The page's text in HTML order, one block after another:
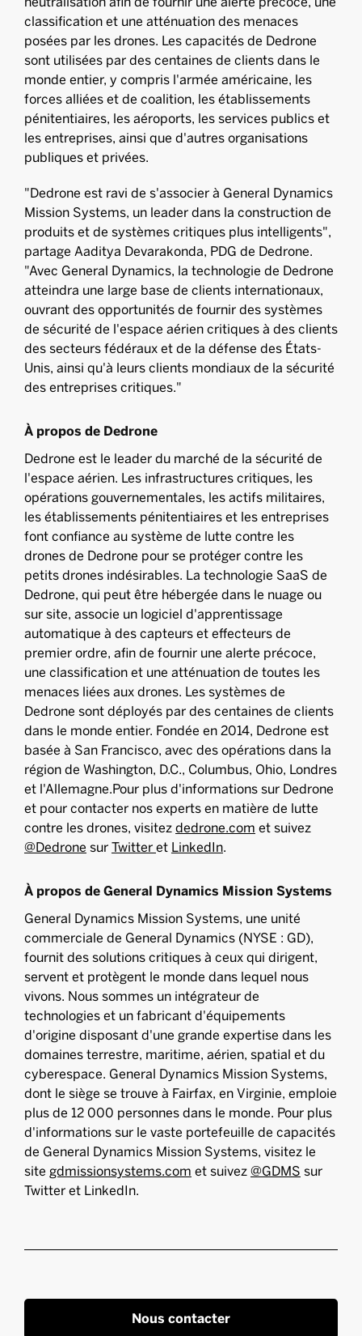
classification et une atténuation des menaces
posées par les drones. Les capacités de Dedrone
sont utilisées par des centaines de clients dans le
monde entier, y compris l'armée américaine, les
forces alliées et de coalition, les établissements
pénitentiaires, les aéroports, les services publics et
les entreprises, ainsi que d'autres organisations
publiques et privées.
"Dedrone est ravi de s'associer à General Dynamics
Mission Systems, un leader dans la construction de
produits et de systèmes critiques plus intelligents",
partage Aaditya Devarakonda, PDG de Dedrone.
"Avec General Dynamics, la technologie de Dedrone
atteindra une large base de clients internationaux,
ouvrant des opportunités de fournir des systèmes
de sécurité de l'espace aérien critiques à des clients
des secteurs fédéraux et de la défense des États-
Unis, ainsi qu'à leurs clients mondiaux de la sécurité
des entreprises critiques."
À propos de Dedrone
Dedrone est le leader du marché de la sécurité de
l'espace aérien. Les infrastructures critiques, les
opérations gouvernementales, les actifs militaires,
les établissements pénitentiaires et les entreprises
font confiance au système de lutte contre les
drones de Dedrone pour se protéger contre les
petits drones indésirables. La technologie SaaS de
Dedrone, qui peut être hébergée dans le nuage ou
sur site, associe un logiciel d'apprentissage
automatique à des capteurs et effecteurs de
premier ordre, afin de fournir une alerte précoce,
une classification et une atténuation de toutes les
menaces liées aux drones. Les systèmes de
Dedrone sont déployés par des centaines de clients
dans le monde entier. Fondée en 2014, Dedrone est
basée à San Francisco, avec des opérations dans la
région de Washington, D.C., Columbus, Ohio, Londres
et l'Allemagne.Pour plus d'informations sur Dedrone
et pour contacter nos experts en matière de lutte
contre les drones, visitez dedrone.com et suivez
@Dedrone sur Twitter et LinkedIn.
À propos de General Dynamics Mission Systems
General Dynamics Mission Systems, une unité
commerciale de General Dynamics (NYSE : GD),
fournit des solutions critiques à ceux qui dirigent,
servent et protègent le monde dans lequel nous
vivons. Nous sommes un intégrateur de
technologies et un fabricant d'équipements
d'origine disposant d'une grande expertise dans les
domaines terrestre, maritime, aérien, spatial et du
cyberespace. General Dynamics Mission Systems,
dont le siège se trouve à Fairfax, en Virginie, emploie
plus de 12 000 personnes dans le monde. Pour plus
d'informations sur le vaste portefeuille de capacités
de General Dynamics Mission Systems, visitez le
site gdmissionsystems.com et suivez @GDMS sur
Twitter et LinkedIn.
Nous contacter